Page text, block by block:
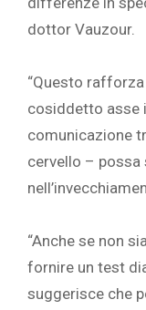
dottor Vauzour.
“Questo
cosiddetto asse
comunicazione
cervello –
“Anche se non
fornire un test
suggerisce che